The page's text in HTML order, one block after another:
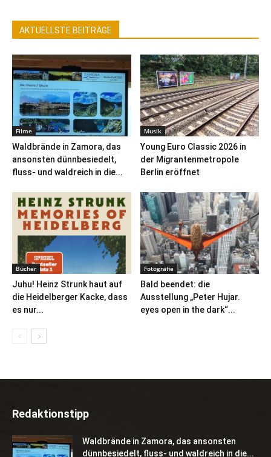
AKTUELLSTE BEITRÄGE
Filme
Waldbrände in Zamora, das
ansonsten dünnbesiedelt,
fluss- und waldreich in die...
Musik
Young Euro Classic 2026 in
der Migrantenmetropole
Berlin eröffnet
Bücher
Juhu! Heinz Strunk haut auf
die Heidelberger Kacke, dass
es nur...
Fotografie
Bald beendet: die
Ausstellung „Peter Hujar.
eyes open in the dark“...
Redaktionstipp
Waldbrände in Zamora, das ansonsten
dünnbesiedelt, fluss- und waldreich in die...